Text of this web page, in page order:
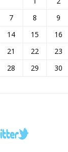
7 8
9
14 15
16
21 22
23
28 29
30